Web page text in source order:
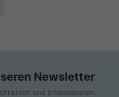
Newsletter
und Informationen.